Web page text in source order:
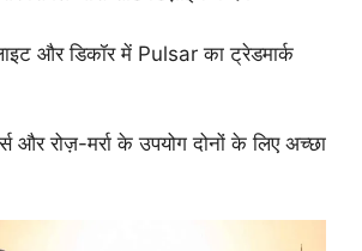
और डिकॉर में Pulsar का ट्रेडमार्क
और रोज़-मर्रा के उपयोग दोनों के लिए अच्छा